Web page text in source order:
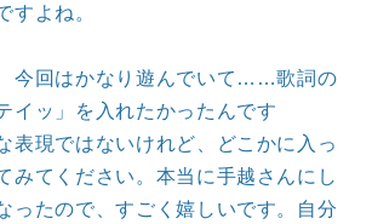
すよね。
今回はかなり遊んでいて……歌詞の
イッ」を入れたかったんです
表現ではないけれど、どこかに入っ
みてください。本当に手越さんにし
ったので、すごく嬉しいです。自分